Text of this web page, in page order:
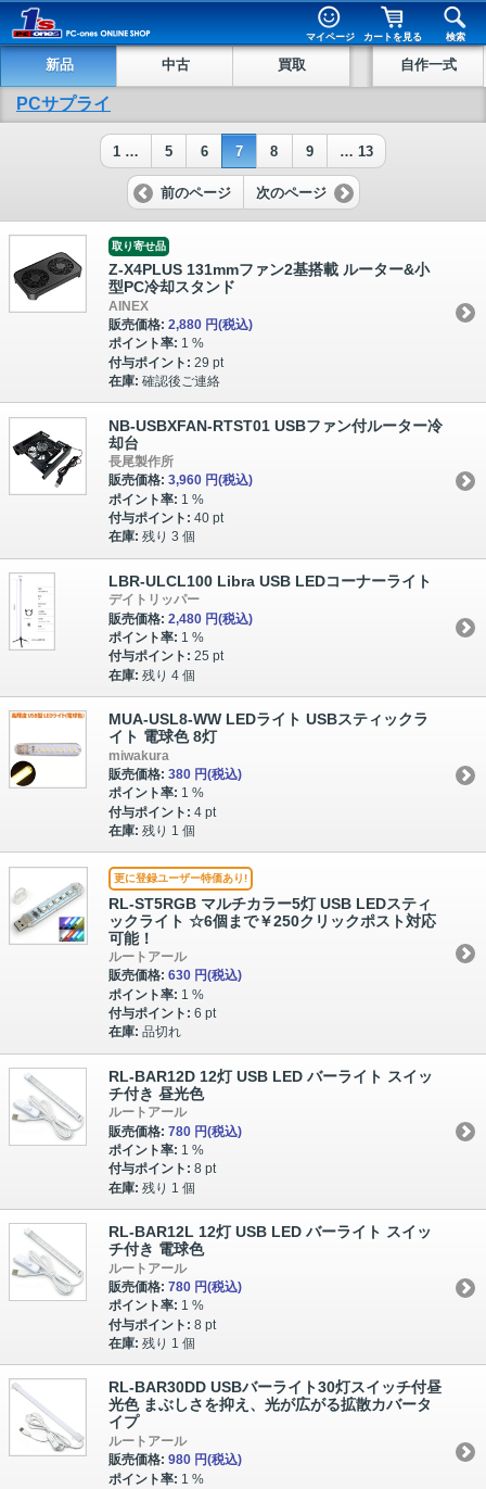
マイページ カートを見る 検索
新品 中古 買取 自作一式
PCサプライ
1 … 5 6 7 8 9 … 13
前のページ 次のページ
取り寄せ品
Z-X4PLUS 131mmファン2基搭載 ルーター&小
型PC冷却スタンド
AINEX
販売価格: 2,880 円(税込)
ポイント率: 1 %
付与ポイント: 29 pt
在庫: 確認後ご連絡
NB-USBXFAN-RTST01 USBファン付ルーター冷
却台
長尾製作所
販売価格: 3,960 円(税込)
ポイント率: 1 %
付与ポイント: 40 pt
在庫: 残り 3 個
LBR-ULCL100 Libra USB LEDコーナーライト
デイトリッパー
販売価格: 2,480 円(税込)
ポイント率: 1 %
付与ポイント: 25 pt
在庫: 残り 4 個
MUA-USL8-WW LEDライト USBスティックラ
イト 電球色 8灯
miwakura
販売価格: 380 円(税込)
ポイント率: 1 %
付与ポイント: 4 pt
在庫: 残り 1 個
更に登録ユーザー特価あり!
RL-ST5RGB マルチカラー5灯 USB LEDスティ
ックライト ☆6個まで￥250クリックポスト対応
可能！
ルートアール
販売価格: 630 円(税込)
ポイント率: 1 %
付与ポイント: 6 pt
在庫: 品切れ
RL-BAR12D 12灯 USB LED バーライト スイッ
チ付き 昼光色
ルートアール
販売価格: 780 円(税込)
ポイント率: 1 %
付与ポイント: 8 pt
在庫: 残り 1 個
RL-BAR12L 12灯 USB LED バーライト スイッ
チ付き 電球色
ルートアール
販売価格: 780 円(税込)
ポイント率: 1 %
付与ポイント: 8 pt
在庫: 残り 1 個
RL-BAR30DD USBバーライト30灯スイッチ付昼
光色 まぶしさを抑え、光が広がる拡散カバータ
イプ
ルートアール
販売価格: 980 円(税込)
ポイント率: 1 %